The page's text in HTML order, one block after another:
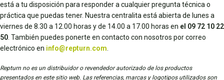
está a tu disposición para responder a cualquier pregunta técnica o
práctica que puedas tener. Nuestra centralita está abierta de lunes a
viernes de 8.30 a 12.00 horas y de 14.00 a 17.00 horas en el 09 72 10 22
50 . También puedes ponerte en contacto con nosotros por correo
electrónico en info@repturn.com
Repturn no es un distribuidor o revendedor autorizado de los productos
presentados en este sitio web. Las referencias, marcas y logotipos utilizados son